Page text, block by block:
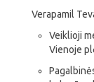
Verapamil
Veiklioji
Vienoje